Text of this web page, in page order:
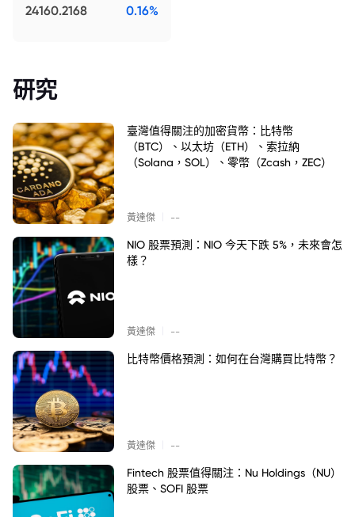
24160.2168 0.16%
研究
臺灣值得關注的加密貨幣：比特幣
（BTC）、以太坊（ETH）、索拉納
（Solana，SOL）、零幣（Zcash，ZEC）
黃達傑 --
NIO 股票預測：NIO 今天下跌 5%，未來會怎
樣？
黃達傑 --
比特幣價格預測：如何在台灣購買比特幣？
黃達傑 --
Fintech 股票值得關注：Nu Holdings（NU）
股票、SOFI 股票